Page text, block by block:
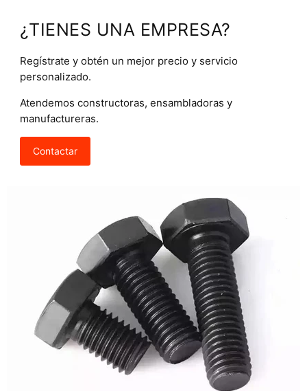
¿TIENES UNA EMPRESA?
Regístrate y obtén un mejor precio y servicio
personalizado.
Atendemos constructoras, ensambladoras y
manufactureras.
Contactar